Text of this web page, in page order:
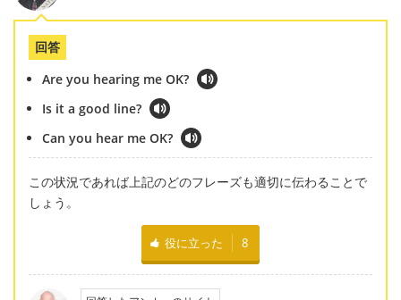
回答
Are you hearing me OK?
Is it a good line?
Can you hear me OK?
この状況であれば上記のどのフレーズも適切に伝わることで
しょう。
役に立った 8